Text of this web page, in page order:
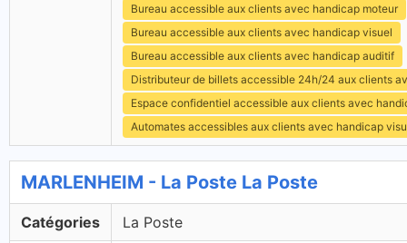
Bureau accessible aux clients avec handicap moteur
Bureau accessible aux clients avec handicap visuel
Bureau accessible aux clients avec handicap auditif
Distributeur de billets accessible 24h/24 aux clients
Espace confidentiel accessible aux clients avec
Automates accessibles aux clients avec handicap
MARLENHEIM - La Poste La Poste
Catégories La Poste